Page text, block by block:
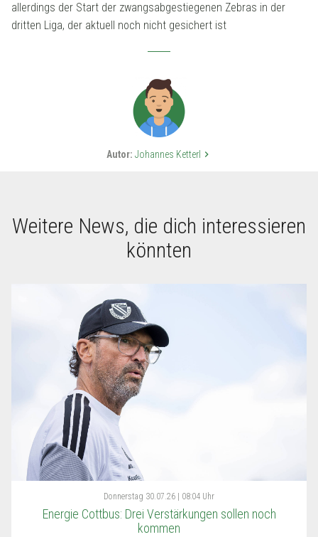
allerdings der Start der zwangsabgestiegenen Zebras in der
dritten Liga, der aktuell noch nicht gesichert ist
Autor: Johannes Ketterl keyboard_arrow_right
Weitere News, die dich interessieren
könnten
Donnerstag 30.07.26 | 08:04 Uhr
Energie Cottbus: Drei Verstärkungen sollen noch
kommen